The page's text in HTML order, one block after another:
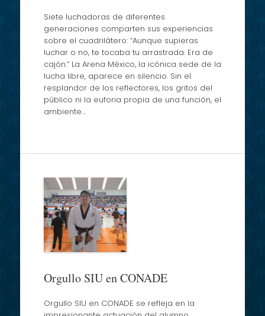
Siete luchadoras de diferentes
generaciones comparten sus experiencias
sobre el cuadrilátero: “Aunque supieras
luchar o no, te tocaba tu arrastrada. Era de
cajón.” La Arena México, la icónica sede de la
lucha libre, aparece en silencio. Sin el
resplandor de los reflectores, los gritos del
público ni la euforia propia de una función, el
ambiente…
Orgullo SIU en CONADE
Orgullo SIU en CONADE se refleja en la